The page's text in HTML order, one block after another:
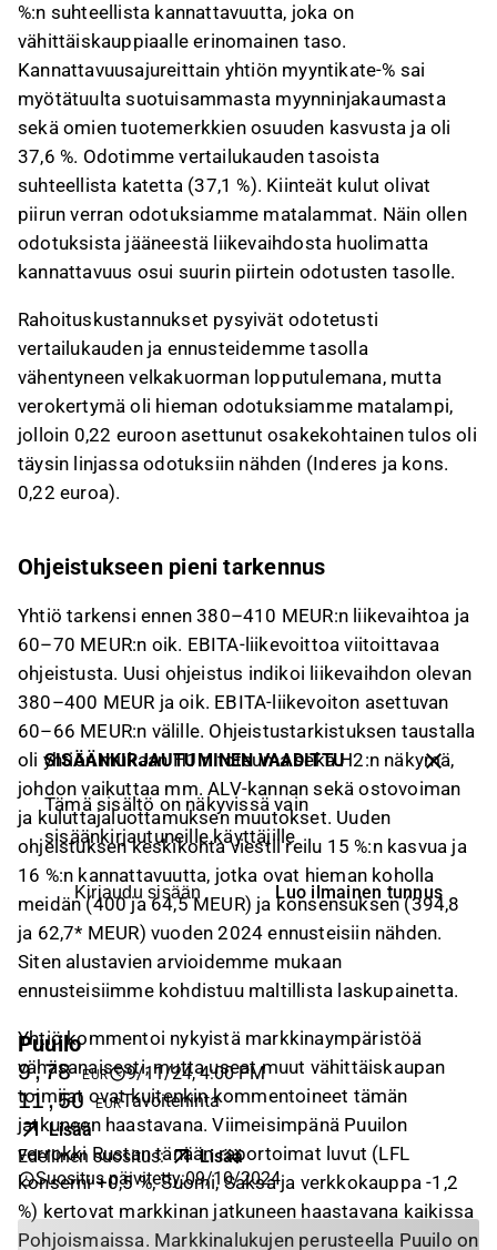
%:n suhteellista kannattavuutta, joka on
vähittäiskauppiaalle erinomainen taso.
Kannattavuusajureittain yhtiön myyntikate-% sai
myötätuulta suotuisammasta myynninjakaumasta
sekä omien tuotemerkkien osuuden kasvusta ja oli
37,6 %. Odotimme vertailukauden tasoista
suhteellista katetta (37,1 %). Kiinteät kulut olivat
piirun verran odotuksiamme matalammat. Näin ollen
odotuksista jääneestä liikevaihdosta huolimatta
kannattavuus osui suurin piirtein odotusten tasolle.
Rahoituskustannukset pysyivät odotetusti
vertailukauden ja ennusteidemme tasolla
vähentyneen velkakuorman lopputulemana, mutta
verokertymä oli hieman odotuksiamme matalampi,
jolloin 0,22 euroon asettunut osakekohtainen tulos oli
täysin linjassa odotuksiin nähden (Inderes ja kons.
0,22 euroa).
Ohjeistukseen pieni tarkennus
Yhtiö tarkensi ennen 380–410 MEUR:n liikevaihtoa ja
60–70 MEUR:n oik. EBITA-liikevoittoa viitoittavaa
ohjeistusta. Uusi ohjeistus indikoi liikevaihdon olevan
380–400 MEUR ja oik. EBITA-liikevoiton asettuvan
60–66 MEUR:n välille. Ohjeistustarkistuksen taustalla
oli yhtiön mukaan H1:n toteuma sekä H2:n näkymä,
johdon vaikuttaa mm. ALV-kannan sekä ostovoiman
ja kuluttajaluottamuksen muutokset. Uuden
ohjeistuksen keskikohta viestii reilu 15 %:n kasvua ja
16 %:n kannattavuutta, jotka ovat hieman koholla
meidän (400 ja 64,5 MEUR) ja konsensuksen (394,8
ja 62,7* MEUR) vuoden 2024 ennusteisiin nähden.
Siten alustavien arvioidemme mukaan
ennusteisiimme kohdistuu maltillista laskupainetta.
Yhtiö kommentoi nykyistä markkinaympäristöä
vähäsanaisesti, mutta useat muut vähittäiskaupan
toimijat ovat kuitenkin kommentoineet tämän
jatkuneen haastavana. Viimeisimpänä Puuilon
verrokki Rustan tänään raportoimat luvut (LFL
konserni +0,5 %; Suomi, Saksa ja verkkokauppa -1,2
%) kertovat markkinan jatkuneen haastavana kaikissa
Pohjoismaissa. Markkinalukujen perusteella Puuilo on
SISÄÄNKIRJAUTUMINEN VAADITTU
Tämä sisältö on näkyvissä vain
sisäänkirjautuneille käyttäjille
Kirjaudu sisään Luo ilmainen tunnus
Puuilo
9,78 EUR 9/11/24, 4:00 PM
11,50 EURTavoitehinta
Lisää
Edellinen suositus:
Lisää
Suositus päivitetty:09/10/2024